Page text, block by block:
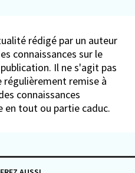
rédigé par un auteur
connaissances sur le
Il ne s'agit pas
régulièrement remise à
connaissances
en tout ou partie caduc.